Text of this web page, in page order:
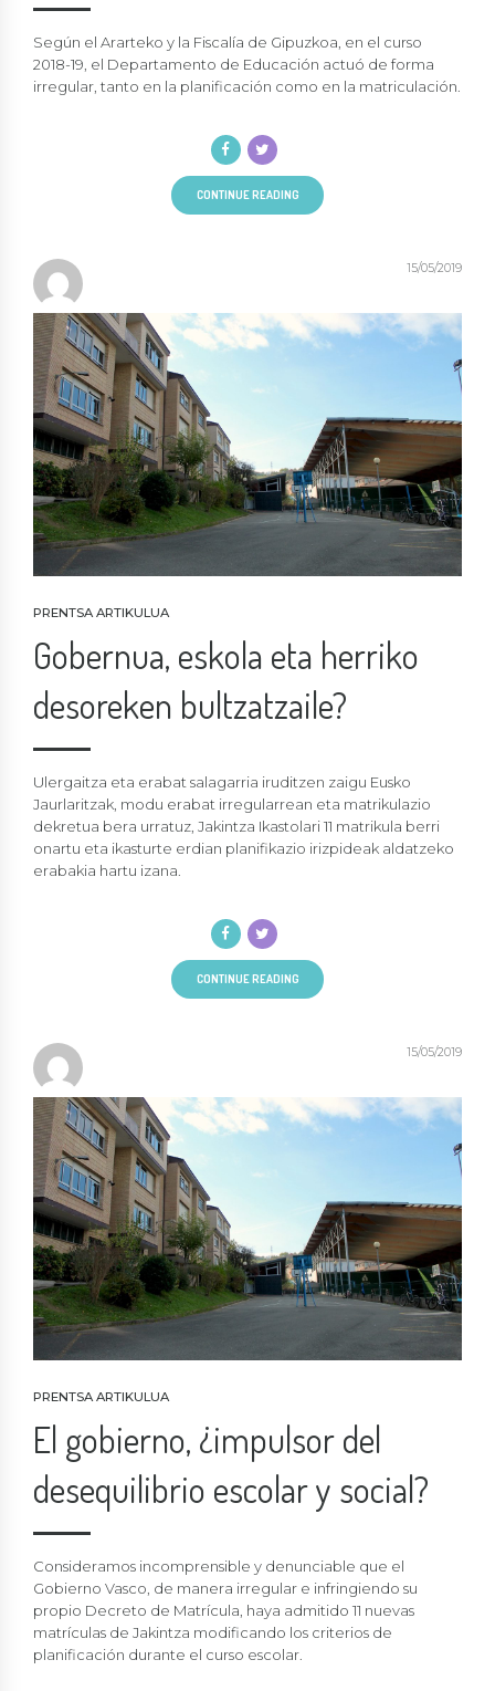
Según el Ararteko y la Fiscalía de Gipuzkoa, en el curso
2018-19, el Departamento de Educación actuó de forma
irregular, tanto en la planificación como en la matriculación.
CONTINUE READING
15/05/2019
PRENTSA ARTIKULUA
Gobernua, eskola eta herriko
desoreken bultzatzaile?
Ulergaitza eta erabat salagarria iruditzen zaigu Eusko
Jaurlaritzak, modu erabat irregularrean eta matrikulazio
dekretua bera urratuz, Jakintza Ikastolari 11 matrikula berri
onartu eta ikasturte erdian planifikazio irizpideak aldatzeko
erabakia hartu izana.
CONTINUE READING
15/05/2019
PRENTSA ARTIKULUA
El gobierno, ¿impulsor del
desequilibrio escolar y social?
Consideramos incomprensible y denunciable que el
Gobierno Vasco, de manera irregular e infringiendo su
propio Decreto de Matrícula, haya admitido 11 nuevas
matrículas de Jakintza modificando los criterios de
planificación durante el curso escolar.